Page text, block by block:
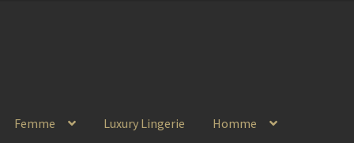
Femme Luxury Lingerie Homme